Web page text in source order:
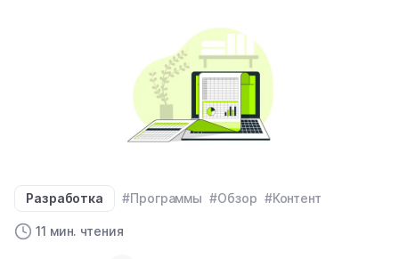
Разработка #Программы #Обзор #Контент
11 мин. чтения